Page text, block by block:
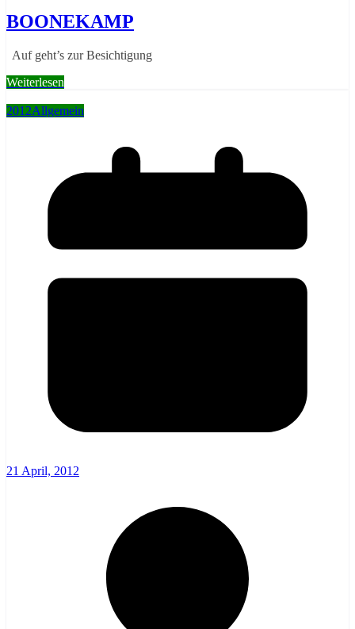
BOONEKAMP
Auf geht’s zur Besichtigung
Weiterlesen
2012Allgemein
21 April, 2012